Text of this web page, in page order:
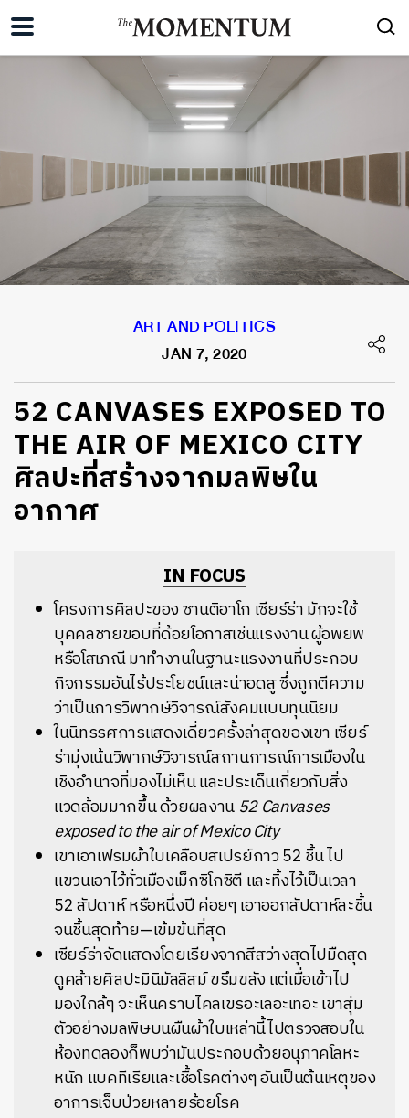
ART AND POLITICS
JAN 7, 2020
52 CANVASES EXPOSED TO
THE AIR OF MEXICO CITY
ศิลปะที่สร้างจากมลพิษใน
อากาศ
IN FOCUS
โครงการศิลปะของซานติอาโก เซียร์ร่ามักจะใช้
บุคคลชายขอบที่ด้อยโอกาสเช่นแรงงาน ผู้อพยพ
หรือโสเภณี มาทำงานในฐานะแรงงานที่ประกอบ
กิจกรรมอันไร้ประโยชน์และน่าอดสู ซึ่งถูกตีความ
ว่าเป็นการวิพากษ์วิจารณ์สังคมแบบทุนนิยม
ในนิทรรศการแสดงเดี่ยวครั้งล่าสุดของเขา เซียร์
ร่ามุ่งเน้นวิพากษ์วิจารณ์สถานการณ์การเมืองใน
เชิงอำนาจที่มองไม่เห็น และประเด็นเกี่ยวกับสิ่ง
แวดล้อมมากขึ้น ด้วยผลงาน 52 Canvases
exposed to the air of Mexico City
เขาเอาเฟรมผ้าใบเคลือบสเปรย์กาว 52 ชิ้น ไป
แขวนเอาไว้ทั่วเมืองเม็กซิโกซิตี และทิ้งไว้เป็นเวลา
52 สัปดาห์ หรือหนึ่งปี ค่อยๆ เอาออกสัปดาห์ละชิ้น
จนชิ้นสุดท้าย—เข้มข้นที่สุด
เซียร์ร่าจัดแสดงโดยเรียงจากสีสว่างสุดไปมืดสุด
ดูคล้ายศิลปะมินิมัลลิสม์ ขรึมขลัง แต่เมื่อเข้าไป
มองใกล้ๆ จะเห็นคราบไคลเขรอะเลอะเทอะ เขาสุ่ม
ตัวอย่างมลพิษบนผืนผ้าใบเหล่านี้ไปตรวจสอบใน
ห้องทดลองก็พบว่ามันประกอบด้วยอนุภาคโลหะ
หนัก แบคทีเรียและเชื้อโรคต่างๆ อันเป็นต้นเหตุของ
อาการเจ็บป่วยหลายร้อยโรค